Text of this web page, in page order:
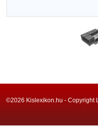
©2026 Kislexikon.hu - Copyright